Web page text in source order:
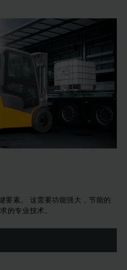
的定制解决方案，例如： 在物流任
咨询专家，包括运输，订单拣选，
动，半自动还是全自动。
要素。 这需要功能强大，节能的
的专业技术。